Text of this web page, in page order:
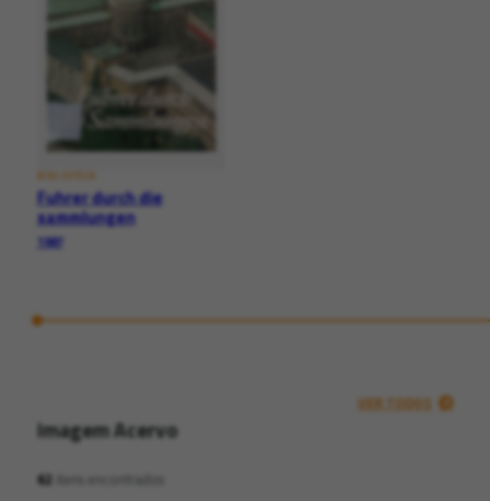
Fuhrer durch die
sammlungen
1987
Imagem Acervo
62
VER TODOS